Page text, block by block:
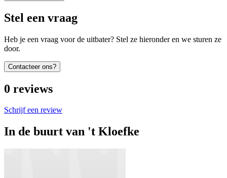
Stel een vraag
Heb je een vraag voor de uitbater? Stel ze hieronder en we sturen ze
door.
Contacteer ons?
0 reviews
Schrijf een review
In de buurt van 't Kloefke